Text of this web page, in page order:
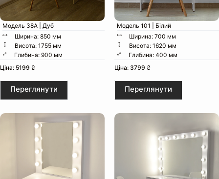
Ширина:
Глибина:
Висота:
Вага:
Пакунок:
Модель 38А | Дуб
Ширина: 850 мм
Висота: 1755 мм
Глибина: 900 мм
Ціна: 5199 ₴
Переглянути
Модель 101 | Білий
Ширина: 700 мм
Висота: 1620 мм
Глибина: 400 мм
Ціна: 3799 ₴
Переглянути